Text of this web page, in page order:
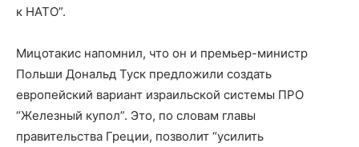
к НАТО”.
Мицотакис напомнил, что он и премьер-министр
Польши Дональд Туск предложили создать
европейский вариант израильской системы ПРО
“Железный купол”. Это, по словам главы
правительства Греции, позволит “усилить